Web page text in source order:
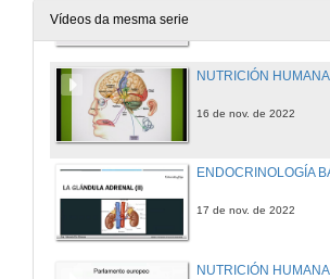
Vídeos da mesma serie
16 de nov. de 2022
17 de nov. de 2022
NUTRICIÓN